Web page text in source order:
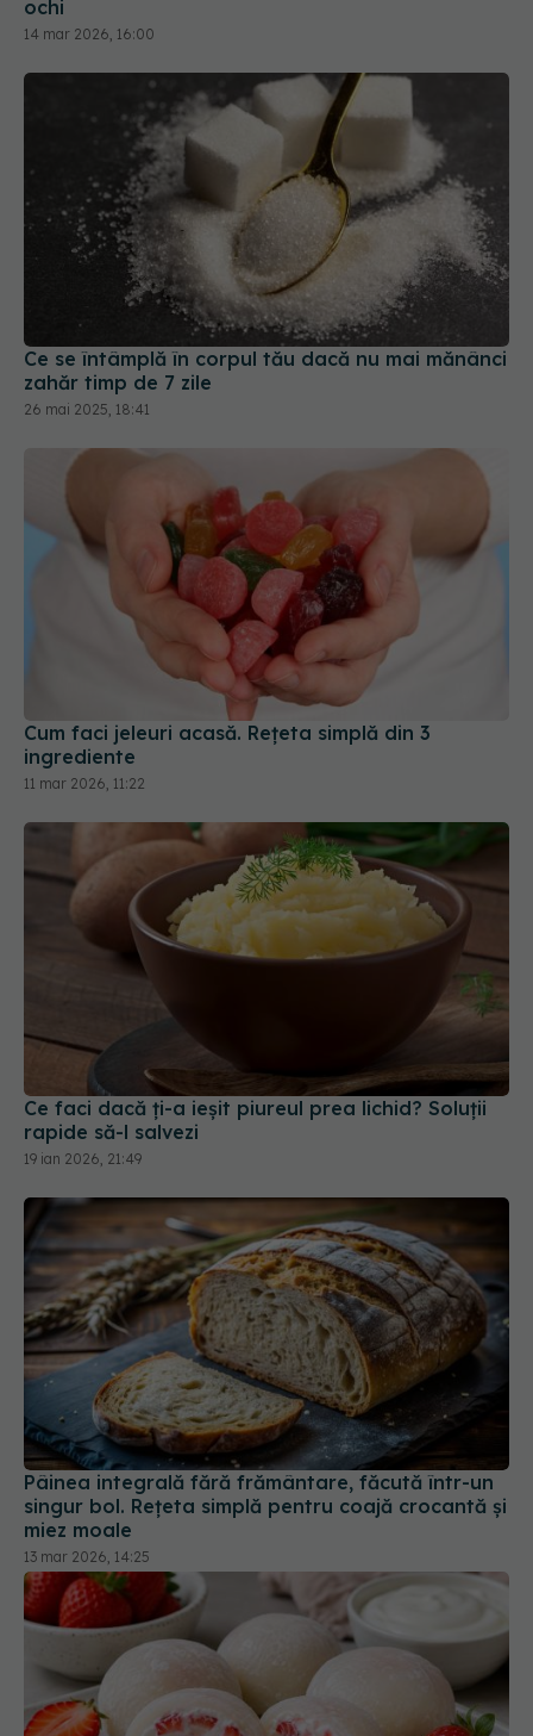
Ce se întâmplă în corpul tău dacă nu mai mănânci
zahăr timp de 7 zile
26 mai 2025, 18:41
Cum faci jeleuri acasă. Rețeta simplă din 3
Ce faci dacă ți-a ieșit piureul prea lichid? Soluții
rapide să-l salvezi
Pâinea integrală fără frământare, făcută într-un
singur bol. Rețeta simplă pentru coajă crocantă și
miez moale
13 mar 2026, 14:25